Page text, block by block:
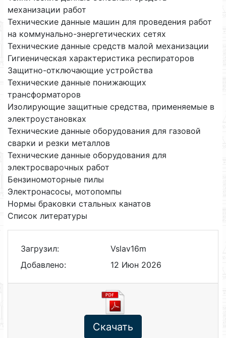
механизации работ
Технические данные машин для проведения работ
на коммунально-энергетических сетях
Технические данные средств малой механизации
Гигиеническая характеристика респираторов
Защитно-отключающие устройства
Технические данные понижающих
трансформаторов
Изолирующие защитные средства, применяемые в
электроустановках
Технические данные оборудования для газовой
сварки и резки металлов
Технические данные оборудования для
электросварочных работ
Бензиномоторные пилы
Электронасосы, мотопомпы
Нормы браковки стальных канатов
Список литературы
Загрузил:
Vslav16m
Добавлено:
12 Июн 2026
Скачать